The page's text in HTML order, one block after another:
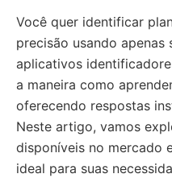
Você quer identificar
precisão usando apenas
aplicativos
a maneira como
oferecendo respostas
Neste artigo, vamos
disponíveis no mercado
ideal para suas